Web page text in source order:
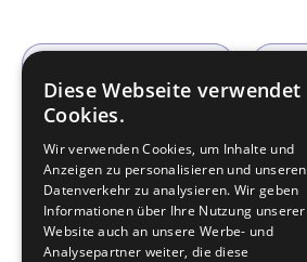
Wiesbaden
Bad Nauheim
Rodgau
Diese Webseite verwendet
Cookies.
Wir verwenden Cookies, um Inhalte und
Anzeigen zu personalisieren und unseren
Datenverkehr zu analysieren. Wir geben
Informationen über Ihre Nutzung unserer
Website auch an unsere Werbe- und
Analysepartner weiter, die diese